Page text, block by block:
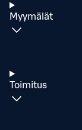
Myymälät
Toimitus